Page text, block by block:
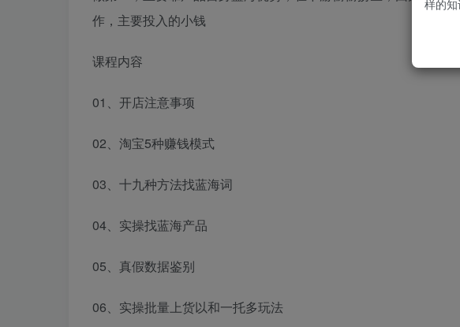
作，主要投入的小钱
课程内容
01、开店注意事项
02、淘宝5种赚钱模式
03、十九种方法找蓝海词
04、实操找蓝海产品
05、真假数据鉴别
06、实操批量上货以和一托多玩法
样的